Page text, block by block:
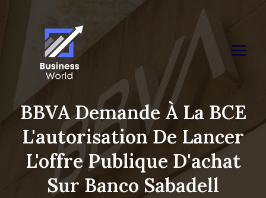
BBVA Demande À La BCE
L'autorisation De Lancer
L'offre Publique D'achat
Sur Banco Sabadell